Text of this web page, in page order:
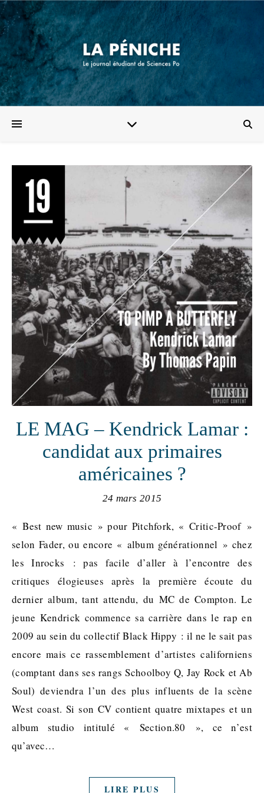
LE MAG – Kendrick Lamar :
candidat aux primaires
américaines ?
24 mars 2015
« Best new music » pour Pitchfork, « Critic-Proof »
selon Fader, ou encore « album générationnel » chez
les Inrocks : pas facile d’aller à l’encontre des
critiques élogieuses après la première écoute du
dernier album, tant attendu, du MC de Compton. Le
jeune Kendrick commence sa carrière dans le rap en
2009 au sein du collectif Black Hippy : il ne le sait pas
encore mais ce rassemblement d’artistes californiens
(comptant dans ses rangs Schoolboy Q, Jay Rock et Ab
Soul) deviendra l’un des plus influents de la scène
West coast. Si son CV contient quatre mixtapes et un
album studio intitulé « Section.80 », ce n’est
qu’avec…
LIRE PLUS